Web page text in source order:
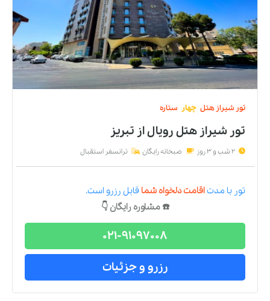
تور شیراز هتل چهار ستاره
تور شیراز هتل رویالاز تبریز
2 شب و 3 روز صبحانه رایگان ترانسفر استقبال
تور با مدتاقامت دلخواه شما قابل رزرو است.
☎️ مشاوره رایگان 👇
021-91097008
رزرو و جزئیات